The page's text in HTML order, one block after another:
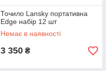
Точило Lansky портативна
Edge набір 12 шт
Немає в наявності
3 350 ₴